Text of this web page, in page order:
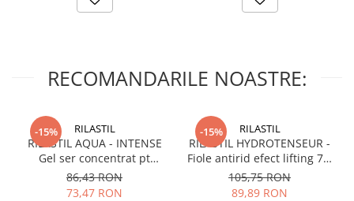
RECOMANDARILE NOASTRE:
-15% RILASTIL
RILASTIL AQUA - INTENSE
Gel ser concentrat pt
hidratare si anti-poluare x
30ml
86,43 RON
73,47 RON
-15% RILASTIL
RILASTIL HYDROTENSEUR -
Fiole antirid efect lifting 7 X
1ml
105,75 RON
89,89 RON